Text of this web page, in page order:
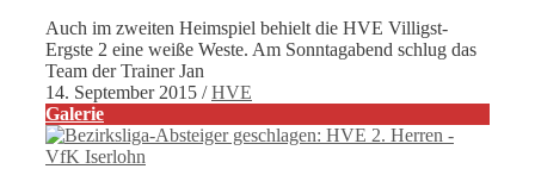
Auch im zweiten Heimspiel behielt die HVE Villigst-
Ergste 2 eine weiße Weste. Am Sonntagabend schlug das
Team der Trainer Jan
14. September 2015 /HVE
Galerie